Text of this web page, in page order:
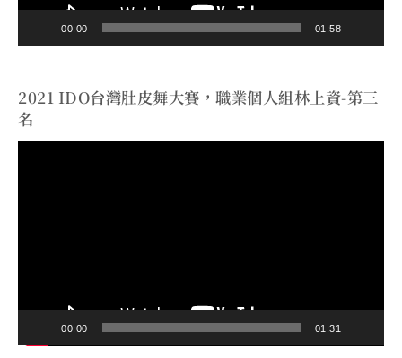
00:00 01:58
2021 IDO台灣肚皮舞大賽，職業個人組林上資-第三
名
00:00 01:31